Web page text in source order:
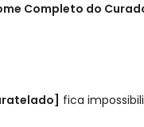
Completo do
fica